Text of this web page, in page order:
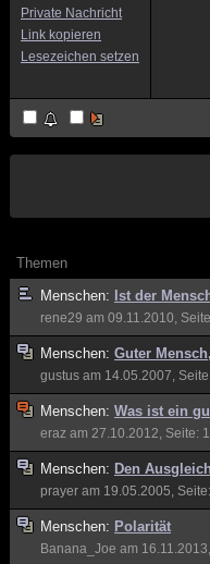
Private Nachricht
Link kopieren
Lesezeichen setzen
Themen
Menschen: Ist der
rene29 am 09.11.2010,
Menschen: Guter
gustus am 14.05.2007,
Menschen: Was ist ein
eraz am 27.10.2012, Seite: 1
Menschen: Den
prayer am 19.05.2005, Seite:
Menschen: Polarität
Banana_Joe am